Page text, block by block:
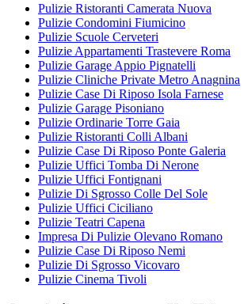
Pulizie Ristoranti Camerata Nuova
Pulizie Condomini Fiumicino
Pulizie Scuole Cerveteri
Pulizie Appartamenti Trastevere Roma
Pulizie Garage Appio Pignatelli
Pulizie Cliniche Private Metro Anagnina
Pulizie Case Di Riposo Isola Farnese
Pulizie Garage Pisoniano
Pulizie Ordinarie Torre Gaia
Pulizie Ristoranti Colli Albani
Pulizie Case Di Riposo Ponte Galeria
Pulizie Uffici Tomba Di Nerone
Pulizie Uffici Fontignani
Pulizie Di Sgrosso Colle Del Sole
Pulizie Uffici Ciciliano
Pulizie Teatri Capena
Impresa Di Pulizie Olevano Romano
Pulizie Case Di Riposo Nemi
Pulizie Di Sgrosso Vicovaro
Pulizie Cinema Tivoli